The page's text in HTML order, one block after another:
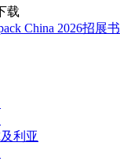
载
China 2026招展书
利亚